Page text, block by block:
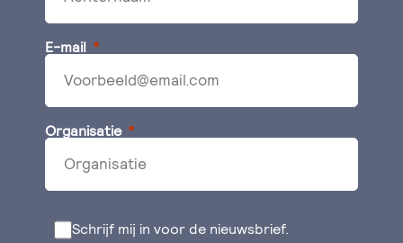
E-mail
Organisatie
Schrijf mij in voor de nieuwsbrief.